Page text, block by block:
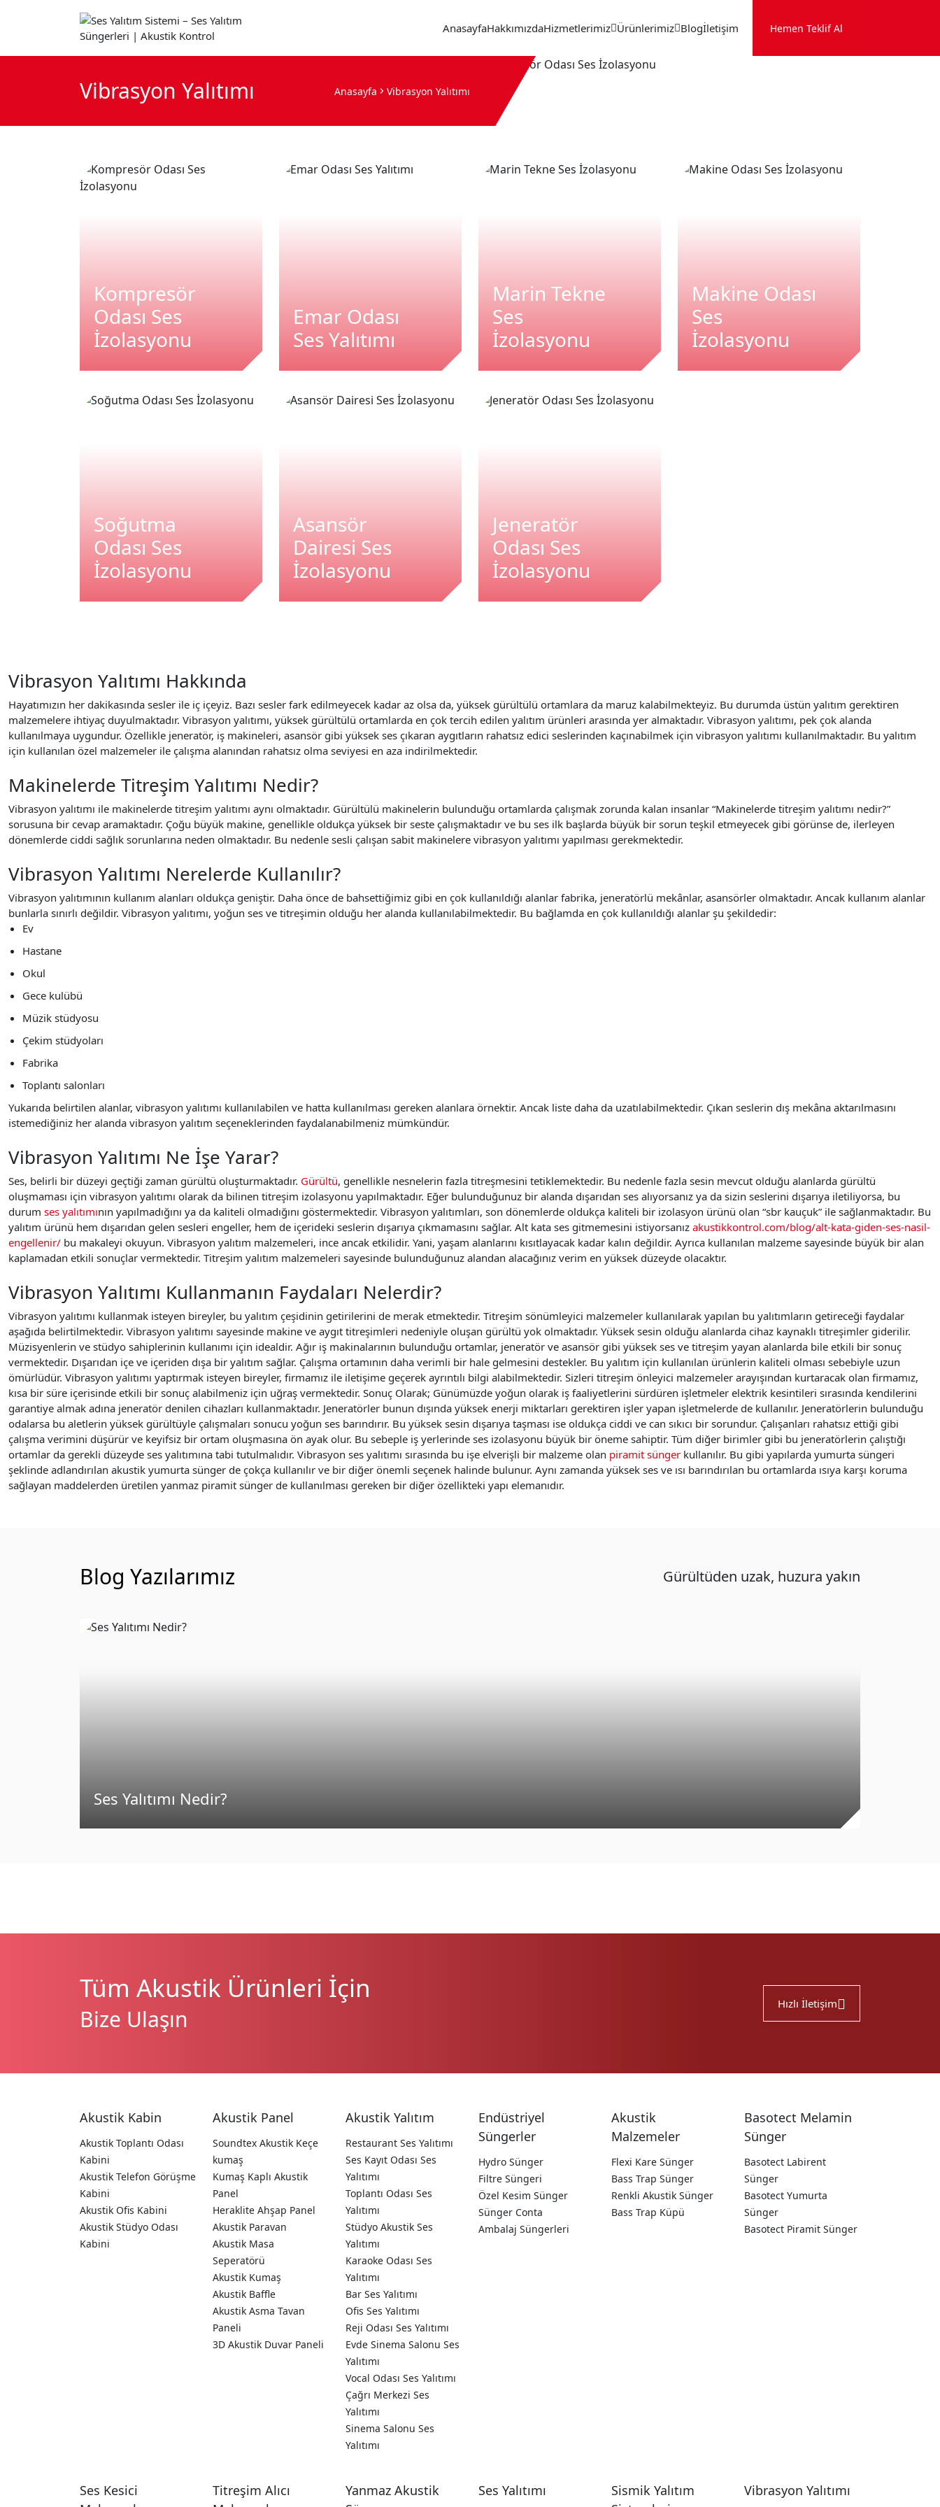
AnasayfaHakkımızdaHizmetlerimiz Ürünlerimiz Blogİletişim Hemen Teklif Al
Vibrasyon Yalıtımı Anasayfa Vibrasyon Yalıtımı
Kompresör
Odası Ses
İzolasyonu
Emar Odası
Ses Yalıtımı
Marin Tekne
Ses
İzolasyonu
Makine Odası
Ses
İzolasyonu
Soğutma
Odası Ses
İzolasyonu
Asansör
Dairesi Ses
İzolasyonu
Jeneratör
Odası Ses
İzolasyonu
Vibrasyon Yalıtımı Hakkında
Hayatımızın her dakikasında sesler ile iç içeyiz. Bazı sesler fark edilmeyecek kadar az olsa da, yüksek gürültülü ortamlara da maruz kalabilmekteyiz. Bu durumda üstün yalıtım gerektiren
malzemelere ihtiyaç duyulmaktadır. Vibrasyon yalıtımı, yüksek gürültülü ortamlarda en çok tercih edilen yalıtım ürünleri arasında yer almaktadır. Vibrasyon yalıtımı, pek çok alanda
kullanılmaya uygundur. Özellikle jeneratör, iş makineleri, asansör gibi yüksek ses çıkaran aygıtların rahatsız edici seslerinden kaçınabilmek için vibrasyon yalıtımı kullanılmaktadır. Bu yalıtım
için kullanılan özel malzemeler ile çalışma alanından rahatsız olma seviyesi en aza indirilmektedir.
Makinelerde Titreşim Yalıtımı Nedir?
Vibrasyon yalıtımı ile makinelerde titreşim yalıtımı aynı olmaktadır. Gürültülü makinelerin bulunduğu ortamlarda çalışmak zorunda kalan insanlar “Makinelerde titreşim yalıtımı nedir?”
sorusuna bir cevap aramaktadır. Çoğu büyük makine, genellikle oldukça yüksek bir seste çalışmaktadır ve bu ses ilk başlarda büyük bir sorun teşkil etmeyecek gibi görünse de, ilerleyen
dönemlerde ciddi sağlık sorunlarına neden olmaktadır. Bu nedenle sesli çalışan sabit makinelere vibrasyon yalıtımı yapılması gerekmektedir.
Vibrasyon Yalıtımı Nerelerde Kullanılır?
Vibrasyon yalıtımının kullanım alanları oldukça geniştir. Daha önce de bahsettiğimiz gibi en çok kullanıldığı alanlar fabrika, jeneratörlü mekânlar, asansörler olmaktadır. Ancak kullanım alanlar
bunlarla sınırlı değildir. Vibrasyon yalıtımı, yoğun ses ve titreşimin olduğu her alanda kullanılabilmektedir. Bu bağlamda en çok kullanıldığı alanlar şu şekildedir:
Ev
Hastane
Okul
Gece kulübü
Müzik stüdyosu
Çekim stüdyoları
Fabrika
Toplantı salonları
Yukarıda belirtilen alanlar, vibrasyon yalıtımı kullanılabilen ve hatta kullanılması gereken alanlara örnektir. Ancak liste daha da uzatılabilmektedir. Çıkan seslerin dış mekâna aktarılmasını
istemediğiniz her alanda vibrasyon yalıtım seçeneklerinden faydalanabilmeniz mümkündür.
Vibrasyon Yalıtımı Ne İşe Yarar?
Ses, belirli bir düzeyi geçtiği zaman gürültü oluşturmaktadır. Gürültü, genellikle nesnelerin fazla titreşmesini tetiklemektedir. Bu nedenle fazla sesin mevcut olduğu alanlarda gürültü
oluşmaması için vibrasyon yalıtımı olarak da bilinen titreşim izolasyonu yapılmaktadır. Eğer bulunduğunuz bir alanda dışarıdan ses alıyorsanız ya da sizin seslerini dışarıya iletiliyorsa, bu
durum ses yalıtımının yapılmadığını ya da kaliteli olmadığını göstermektedir. Vibrasyon yalıtımları, son dönemlerde oldukça kaliteli bir izolasyon ürünü olan “sbr kauçuk” ile sağlanmaktadır. Bu
yalıtım ürünü hem dışarıdan gelen sesleri engeller, hem de içerideki seslerin dışarıya çıkmamasını sağlar. Alt kata ses gitmemesini istiyorsanız akustikkontrol.com/blog/alt-kata-giden-ses-nasil-
engellenir/ bu makaleyi okuyun. Vibrasyon yalıtım malzemeleri, ince ancak etkilidir. Yani, yaşam alanlarını kısıtlayacak kadar kalın değildir. Ayrıca kullanılan malzeme sayesinde büyük bir alan
kaplamadan etkili sonuçlar vermektedir. Titreşim yalıtım malzemeleri sayesinde bulunduğunuz alandan alacağınız verim en yüksek düzeyde olacaktır.
Vibrasyon Yalıtımı Kullanmanın Faydaları Nelerdir?
Vibrasyon yalıtımı kullanmak isteyen bireyler, bu yalıtım çeşidinin getirilerini de merak etmektedir. Titreşim sönümleyici malzemeler kullanılarak yapılan bu yalıtımların getireceği faydalar
aşağıda belirtilmektedir. Vibrasyon yalıtımı sayesinde makine ve aygıt titreşimleri nedeniyle oluşan gürültü yok olmaktadır. Yüksek sesin olduğu alanlarda cihaz kaynaklı titreşimler giderilir.
Müzisyenlerin ve stüdyo sahiplerinin kullanımı için idealdir. Ağır iş makinalarının bulunduğu ortamlar, jeneratör ve asansör gibi yüksek ses ve titreşim yayan alanlarda bile etkili bir sonuç
vermektedir. Dışarıdan içe ve içeriden dışa bir yalıtım sağlar. Çalışma ortamının daha verimli bir hale gelmesini destekler. Bu yalıtım için kullanılan ürünlerin kaliteli olması sebebiyle uzun
ömürlüdür. Vibrasyon yalıtımı yaptırmak isteyen bireyler, firmamız ile iletişime geçerek ayrıntılı bilgi alabilmektedir. Sizleri titreşim önleyici malzemeler arayışından kurtaracak olan firmamız,
kısa bir süre içerisinde etkili bir sonuç alabilmeniz için uğraş vermektedir. Sonuç Olarak; Günümüzde yoğun olarak iş faaliyetlerini sürdüren işletmeler elektrik kesintileri sırasında kendilerini
garantiye almak adına jeneratör denilen cihazları kullanmaktadır. Jeneratörler bunun dışında yüksek enerji miktarları gerektiren işler yapan işletmelerde de kullanılır. Jeneratörlerin bulunduğu
odalarsa bu aletlerin yüksek gürültüyle çalışmaları sonucu yoğun ses barındırır. Bu yüksek sesin dışarıya taşması ise oldukça ciddi ve can sıkıcı bir sorundur. Çalışanları rahatsız ettiği gibi
çalışma verimini düşürür ve keyifsiz bir ortam oluşmasına ön ayak olur. Bu sebeple iş yerlerinde ses izolasyonu büyük bir öneme sahiptir. Tüm diğer birimler gibi bu jeneratörlerin çalıştığı
ortamlar da gerekli düzeyde ses yalıtımına tabi tutulmalıdır. Vibrasyon ses yalıtımı sırasında bu işe elverişli bir malzeme olan piramit sünger kullanılır. Bu gibi yapılarda yumurta süngeri
şeklinde adlandırılan akustik yumurta sünger de çokça kullanılır ve bir diğer önemli seçenek halinde bulunur. Aynı zamanda yüksek ses ve ısı barındırılan bu ortamlarda ısıya karşı koruma
sağlayan maddelerden üretilen yanmaz piramit sünger de kullanılması gereken bir diğer özellikteki yapı elemanıdır.
Blog Yazılarımız Gürültüden uzak, huzura yakın
Ses Yalıtımı Nedir?
Tüm Akustik Ürünleri İçin
Bize Ulaşın
Hızlı İletişim
Akustik Kabin
Akustik Toplantı Odası
Kabini
Akustik Telefon Görüşme
Kabini
Akustik Ofis Kabini
Akustik Stüdyo Odası
Kabini
Akustik Panel
Soundtex Akustik Keçe
kumaş
Kumaş Kaplı Akustik
Panel
Heraklite Ahşap Panel
Akustik Paravan
Akustik Masa
Seperatörü
Akustik Kumaş
Akustik Baffle
Akustik Asma Tavan
Paneli
3D Akustik Duvar Paneli
Akustik Yalıtım
Restaurant Ses Yalıtımı
Ses Kayıt Odası Ses
Yalıtımı
Toplantı Odası Ses
Yalıtımı
Stüdyo Akustik Ses
Yalıtımı
Karaoke Odası Ses
Yalıtımı
Bar Ses Yalıtımı
Ofis Ses Yalıtımı
Reji Odası Ses Yalıtımı
Evde Sinema Salonu Ses
Yalıtımı
Vocal Odası Ses Yalıtımı
Çağrı Merkezi Ses
Yalıtımı
Sinema Salonu Ses
Yalıtımı
Endüstriyel
Süngerler
Hydro Sünger
Filtre Süngeri
Özel Kesim Sünger
Sünger Conta
Ambalaj Süngerleri
Akustik
Malzemeler
Flexi Kare Sünger
Bass Trap Sünger
Renkli Akustik Sünger
Bass Trap Küpü
Basotect Melamin
Sünger
Basotect Labirent
Sünger
Basotect Yumurta
Sünger
Basotect Piramit Sünger
Ses Kesici
Titreşim Alıcı
Yanmaz Akustik
Ses Yalıtımı
Sismik Yalıtım
Vibrasyon Yalıtımı